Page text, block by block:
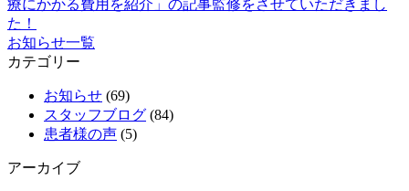
療にかかる費用を紹介」の記事監修をさせていただきまし
た！
お知らせ一覧
カテゴリー
お知らせ (69)
スタッフブログ (84)
患者様の声 (5)
アーカイブ